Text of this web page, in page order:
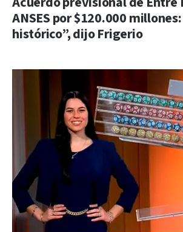
ANSES por $120.000
histórico”, dijo Frigerio